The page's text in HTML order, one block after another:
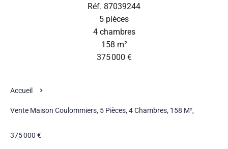
Réf. 87039244
5 pièces
4 chambres
158 m²
375 000 €
Accueil
Vente Maison Coulommiers, 5 Pièces, 4 Chambres, 158 M²,
375 000 €